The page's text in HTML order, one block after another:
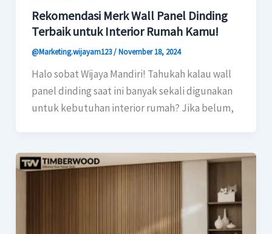
Rekomendasi Merk Wall Panel Dinding
Terbaik untuk Interior Rumah Kamu!
@Marketing.wijayam123/November 18, 2024
Halo sobat Wijaya Mandiri! Tahukah kalau wall
panel dinding saat ini banyak sekali digunakan
untuk kebutuhan interior rumah? Jika belum,